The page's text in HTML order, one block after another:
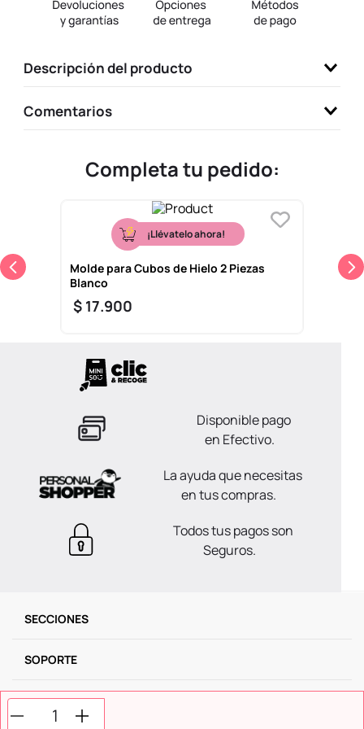
Descripción del producto
Comentarios
Completa tu pedido:
¡Llévatelo ahora!
Molde para Cubos de Hielo 2 Piezas
Blanco
$ 17.900
Disponible pago
en Efectivo.
La ayuda que necesitas
en tus compras.
Todos tus pagos son
Seguros.
SECCIONES
SOPORTE
SERVICIOS
one piece